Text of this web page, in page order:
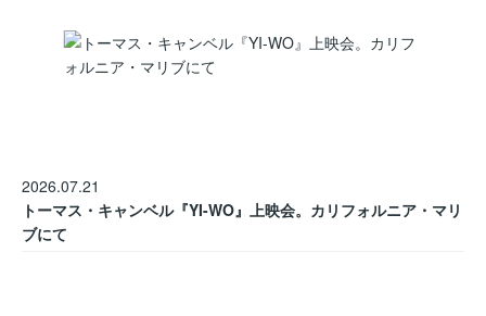
2026.07.21
トーマス・キャンベル『YI-WO』上映会。カリフォルニア・マリ
ブにて